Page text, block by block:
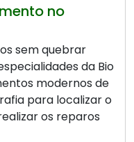
no
sem quebrar
da Bio
modernos de
para localizar o
os reparos